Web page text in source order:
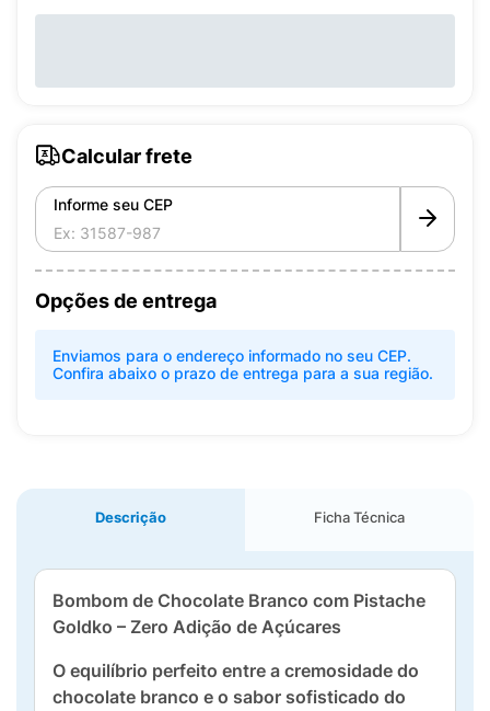
Calcular frete
Informe seu CEP
Opções de entrega
Enviamos para o endereço informado no seu CEP.
Confira abaixo o prazo de entrega para a sua região.
Descrição Ficha Técnica
Bombom de Chocolate Branco com Pistache
Goldko – Zero Adição de Açúcares
O equilíbrio perfeito entre a cremosidade do
chocolate branco e o sabor sofisticado do